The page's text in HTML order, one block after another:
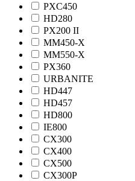
PXC450
HD280
PX200 II
MM450-X
MM550-X
PX360
URBANITE
HD447
HD457
HD800
IE800
CX300
CX400
CX500
CX300P